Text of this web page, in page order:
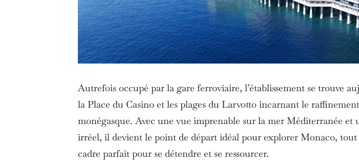
Autrefois occupé par la gare ferroviaire, l’établissement se trouve
la Place du Casino et les plages du Larvotto incarnant le
monégasque. Avec une vue imprenable sur la mer Méditerranée et
irréel, il devient le point de départ idéal pour explorer Monaco,
cadre parfait pour se détendre et se ressourcer.